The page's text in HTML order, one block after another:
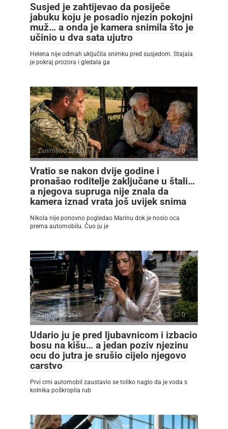
Susjed je zahtijevao da posiječe
jabuku koju je posadio njezin pokojni
muž… a onda je kamera snimila što je
učinio u dva sata ujutro
Helena nije odmah uključila snimku pred susjedom. Stajala
je pokraj prozora i gledala ga
Zanimljivo znati 0
Vratio se nakon dvije godine i
pronašao roditelje zaključane u štali…
a njegova supruga nije znala da
kamera iznad vrata još uvijek snima
Nikola nije ponovno pogledao Marinu dok je nosio oca
prema automobilu. Čuo ju je
Zanimljivo znati 0
Udario ju je pred ljubavnicom i izbacio
bosu na kišu… a jedan poziv njezinu
ocu do jutra je srušio cijelo njegovo
carstvo
Prvi crni automobil zaustavio se toliko naglo da je voda s
kolnika poškropila rub